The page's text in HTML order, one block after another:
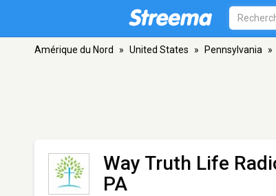
Amérique du Nord » United States » Pennsylvania »
Way Truth Life
PA